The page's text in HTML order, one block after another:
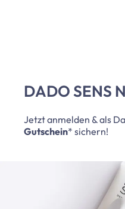
DADO SENS
Jetzt anmelden & als
Gutschein* sichern!